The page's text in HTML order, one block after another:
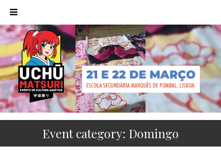
Event category: Domingo